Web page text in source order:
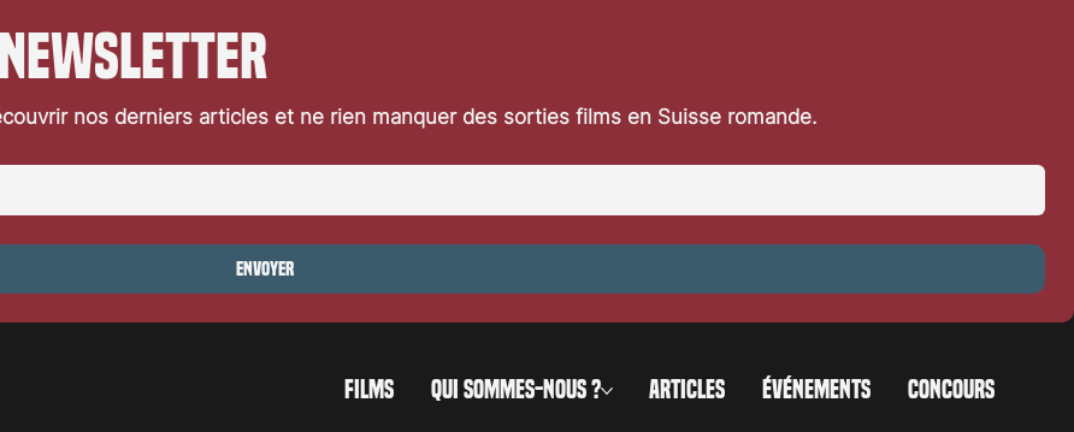
newsletter
nos derniers articles et ne rien manquer des sorties films en Suisse romande.
Envoyer
FILMS QUI SOMMES-NOUS ? ARTICLES ÉVÉNEMENTS CONCOURS